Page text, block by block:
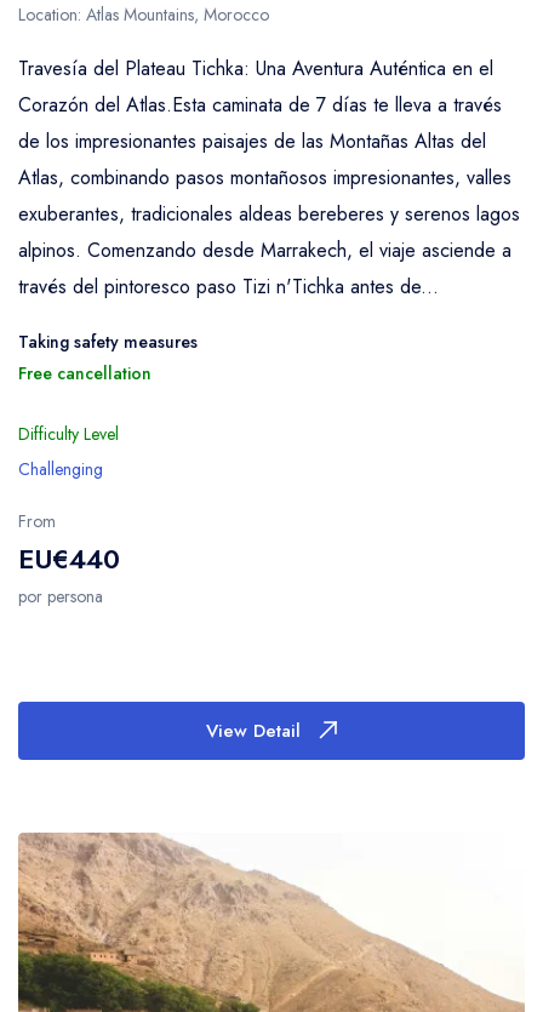
Location: Atlas Mountains, Morocco
Travesía del Plateau Tichka: Una Aventura Auténtica en el
Corazón del Atlas.Esta caminata de 7 días te lleva a través
de los impresionantes paisajes de las Montañas Altas del
Atlas, combinando pasos montañosos impresionantes, valles
exuberantes, tradicionales aldeas bereberes y serenos lagos
alpinos. Comenzando desde Marrakech, el viaje asciende a
través del pintoresco paso Tizi n'Tichka antes de...
Taking safety measures
Free cancellation
Difficulty Level
Challenging
From
EU€440
por persona
View Detail